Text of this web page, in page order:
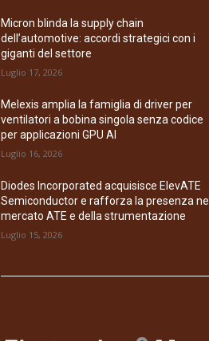
Micron blinda la supply chain
dell’automotive: accordi strategici con i
giganti del settore
Luglio 17, 2026
Melexis amplia la famiglia di driver per
ventilatori a bobina singola senza codice
per applicazioni GPU AI
Luglio 16, 2026
Diodes Incorporated acquisisce ElevATE
Semiconductor e rafforza la presenza nel
mercato ATE e della strumentazione
Luglio 15, 2026